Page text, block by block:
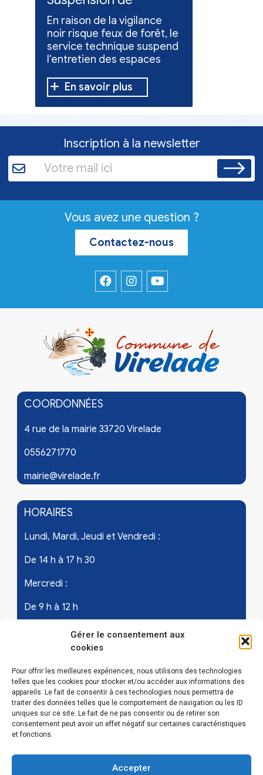
Gérer le consentement aux
cookies
Pour offrir les meilleures expériences, nous utilisons des technologies
telles que les cookies pour stocker et/ou accéder aux informations des
appareils. Le fait de consentir à ces technologies nous permettra de
traiter des données telles que le comportement de navigation ou les ID
uniques sur ce site. Le fait de ne pas consentir ou de retirer son
consentement peut avoir un effet négatif sur certaines caractéristiques
et fonctions.
Accepter
l'entretien des
espaces verts
En raison de la vigilance
noir risque feux de forêt, le
service technique suspend
l'entretien des espaces
En savoir plus
Inscription à la newsletter
Vous avez une question ?
Contactez-nous
COORDONNÉES
4 rue de la mairie 33720 Virelade
0556271770
mairie@virelade.fr
HORAIRES
Lundi, Mardi, Jeudi et Vendredi :
De 14 h à 17 h 30
Mercredi :
De 9 h à 12 h
Samedi - les 1er et 3ème de chaque mois :
De 9 h à 12 h
LIENS UTILES
Mentions légales
Politique de confidentialité